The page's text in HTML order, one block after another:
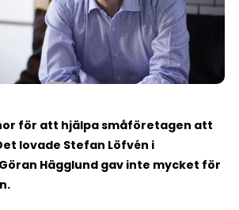
för att hjälpa småföretagen att
lovade Stefan Löfvén i
Hägglund gav inte mycket för